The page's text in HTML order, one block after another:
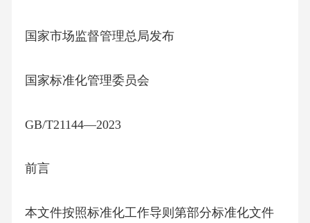
国家市场监督管理总局发布
国家标准化管理委员会
GB/T21144—2023
前言
本文件按照标准化工作导则第部分标准化文件